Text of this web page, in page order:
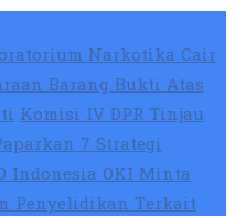
Narkotika Cair
Barang Bukti Atas
Komisi IV DPR Tinjau
7 Strategi
Indonesia OKI Minta
Penyelidikan Terkait